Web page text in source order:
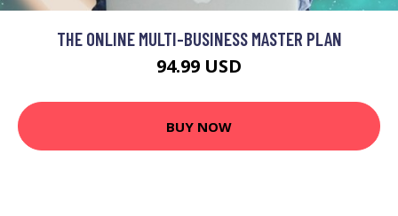
THE ONLINE MULTI-BUSINESS MASTER PLAN
94.99 USD
BUY NOW